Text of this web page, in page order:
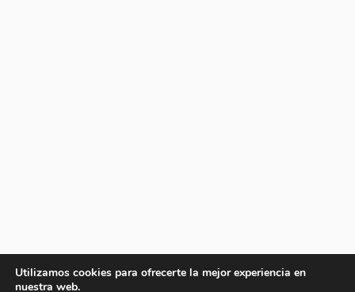
Utilizamos cookies para ofrecerte la mejor experiencia en
nuestra web.